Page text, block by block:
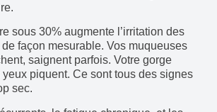
sous 30% augmente l’irritation des
façon mesurable. Vos muqueuses
saignent parfois. Votre gorge
piquent. Ce sont tous des signes
sec.